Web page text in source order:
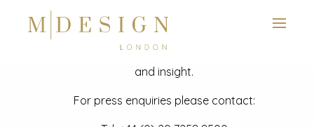
News
Latest mdesign development project and advisory news
and insight.
For press enquiries please contact: